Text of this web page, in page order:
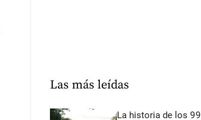
Las más leídas
La historia de los 99